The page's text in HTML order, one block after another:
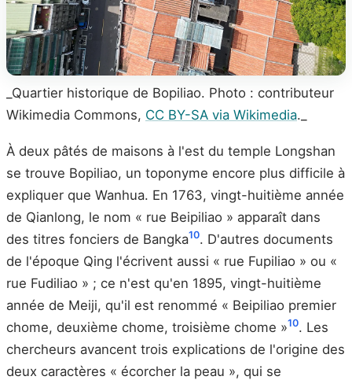
_Quartier historique de Bopiliao. Photo : contributeur
Wikimedia Commons, CC BY-SA via Wikimedia._
À deux pâtés de maisons à l'est du temple Longshan
se trouve Bopiliao, un toponyme encore plus difficile à
expliquer que Wanhua. En 1763, vingt-huitième année
de Qianlong, le nom « rue Beipiliao » apparaît dans
des titres fonciers de Bangka10. D'autres documents
de l'époque Qing l'écrivent aussi « rue Fupiliao » ou «
rue Fudiliao » ; ce n'est qu'en 1895, vingt-huitième
année de Meiji, qu'il est renommé « Beipiliao premier
chome, deuxième chome, troisième chome »10. Les
chercheurs avancent trois explications de l'origine des
deux caractères « écorcher la peau », qui se